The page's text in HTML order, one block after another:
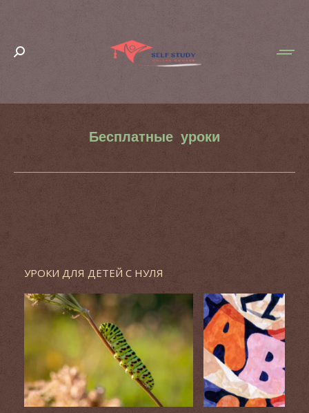
Search:
Бесплатные уроки
УРОКИ ДЛЯ ДЕТЕЙ С НУЛЯ